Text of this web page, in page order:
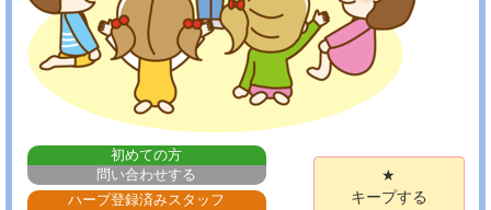
初めての方
問い合わせする
ハープ登録済みスタッフ
★
キープする